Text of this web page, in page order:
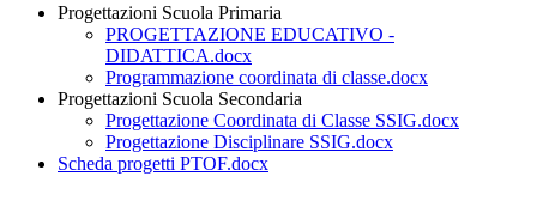
Progettazioni Scuola Primaria
PROGETTAZIONE EDUCATIVO -
DIDATTICA.docx
Programmazione coordinata di classe.docx
Progettazioni Scuola Secondaria
Progettazione Coordinata di Classe SSIG.docx
Progettazione Disciplinare SSIG.docx
Scheda progetti PTOF.docx